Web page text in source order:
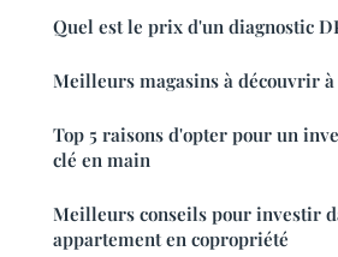
Quel est le prix d'un diagnostic
Meilleurs magasins à découvrir
Top 5 raisons d'opter pour un
clé en main
Meilleurs conseils pour investir
appartement en copropriété